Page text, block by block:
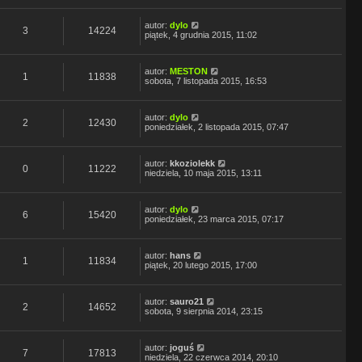
3 14224 autor: dylo
piątek, 4 grudnia 2015, 11:02
1 11838 autor: MESTON
sobota, 7 listopada 2015, 16:53
2 12430 autor: dylo
poniedziałek, 2 listopada 2015, 07:47
0 11222 autor: kkoziolekk
niedziela, 10 maja 2015, 13:11
6 15420 autor: dylo
poniedziałek, 23 marca 2015, 07:17
1 11834 autor: hans
piątek, 20 lutego 2015, 17:00
2 14652 autor: sauro21
sobota, 9 sierpnia 2014, 23:15
7 17813 autor: joguś
niedziela, 22 czerwca 2014, 20:10